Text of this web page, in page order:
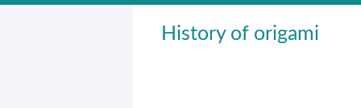
History of origami